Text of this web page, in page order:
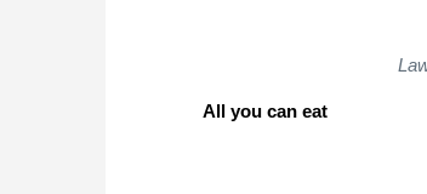
All you can eat